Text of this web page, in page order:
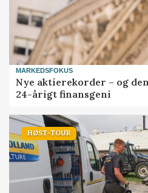
MARKEDSFOKUS
Nye aktierekorder – og
24-årigt finansgeni
HØST-TOUR